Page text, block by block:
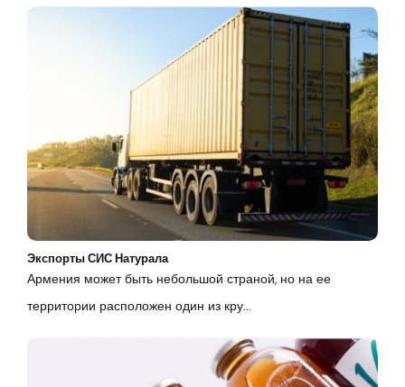
Lorem Ipsum...
Эл. почта
Password
Вход
Экспорты СИС Натурала
Армения может быть небольшой страной, но на ее
территории расположен один из кру...